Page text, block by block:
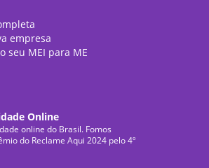
empresa
seu MEI para ME
Online
online do Brasil. Fomos
do Reclame Aqui 2024 pelo 4º